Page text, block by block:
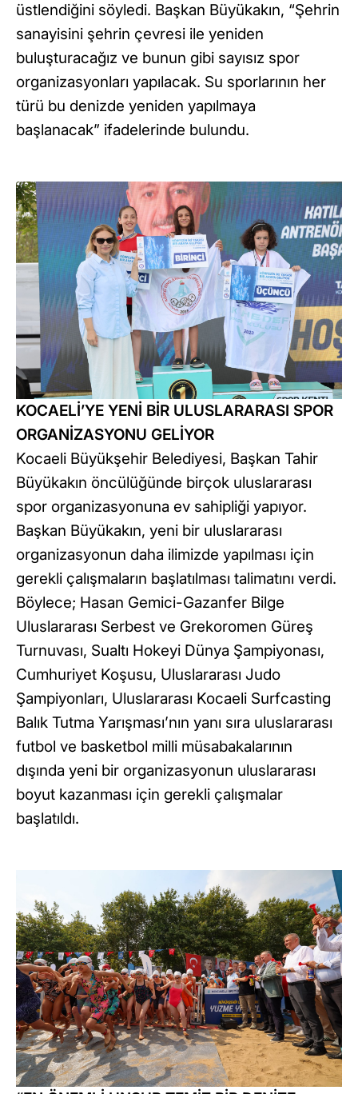
üstlendiğini söyledi. Başkan Büyükakın, “Şehrin
sanayisini şehrin çevresi ile yeniden
buluşturacağız ve bunun gibi sayısız spor
organizasyonları yapılacak. Su sporlarının her
türü bu denizde yeniden yapılmaya
başlanacak” ifadelerinde bulundu.
KOCAELİ’YE YENİ BİR ULUSLARARASI SPOR
ORGANİZASYONU GELİYOR
Kocaeli Büyükşehir Belediyesi, Başkan Tahir
Büyükakın öncülüğünde birçok uluslararası
spor organizasyonuna ev sahipliği yapıyor.
Başkan Büyükakın, yeni bir uluslararası
organizasyonun daha ilimizde yapılması için
gerekli çalışmaların başlatılması talimatını verdi.
Böylece; Hasan Gemici-Gazanfer Bilge
Uluslararası Serbest ve Grekoromen Güreş
Turnuvası, Sualtı Hokeyi Dünya Şampiyonası,
Cumhuriyet Koşusu, Uluslararası Judo
Şampiyonları, Uluslararası Kocaeli Surfcasting
Balık Tutma Yarışması’nın yanı sıra uluslararası
futbol ve basketbol milli müsabakalarının
dışında yeni bir organizasyonun uluslararası
boyut kazanması için gerekli çalışmalar
başlatıldı.